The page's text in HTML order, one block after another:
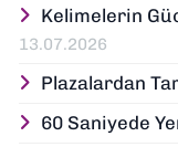
Kelimelerin
13.07.2026
Plazalardan
60 Saniyede